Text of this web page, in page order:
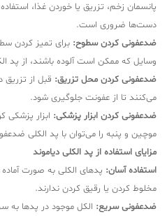
پانسمان زخم، تزریق یا خوردن غذا،
دست‌ها ضروری است.
ضدعفونی کردن سطوح: برای تمیز کردن
وسایل که ممکن است آلوده باشند، از پد
ضدعفونی کردن محل تزریق: قبل از تزریق
می‌کنند تا از عفونت جلوگیری شود.
ضدعفونی کردن ابزار پزشکی: ابزار
موچین و پنبه را می‌توان با پد الکلی
مزایای استفاده از پد الکلی دیاموند
استفاده آسان: پدهای الکلی به صورت
مخلوط کردن یا رقیق کردن ندارند.
ضدعفونی سریع: الکل موجود در پدها به